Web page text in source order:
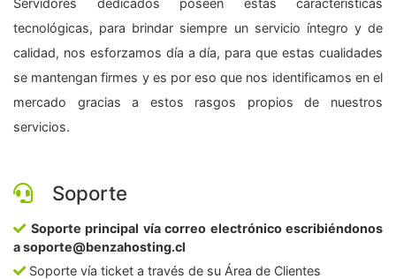
tecnológicas, para brindar siempre un servicio íntegro y de
calidad, nos esforzamos día a día, para que estas cualidades
se mantengan firmes y es por eso que nos identificamos en el
mercado gracias a estos rasgos propios de nuestros
servicios.
Soporte
Soporte principal vía correo electrónico escribiéndonos
a soporte@benzahosting.cl
Soporte vía ticket a través de su Área de Clientes